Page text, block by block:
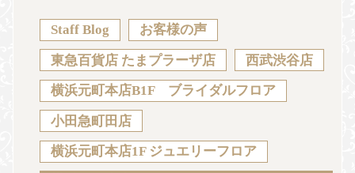
Anniversary
News Blog
Sustainability Voice Catalog
Staff Blog お客様の声
東急百貨店 たまプラーザ店 西武渋谷店
横浜元町本店B1F ブライダルフロア
小田急町田店
横浜元町本店1F ジュエリーフロア